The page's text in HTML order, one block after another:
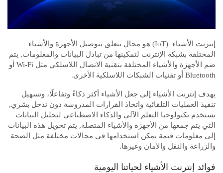
إنترنت الأشياء (IoT) هو مجال يتعلق بتوصيل الأجهزة والأشياء
المختلفة بشبكة الإنترنت لتمكينها من تبادل البيانات والمعلومات, يتم
ضم الأجهزة والأشياء المختلفة بتقنية الاتصال اللاسلكي مثل Wi-Fi أو
Bluetooth أو تقنيات الشبكات اللاسلكية الأخرى.
يهدف إنترنت الأشياء إلى جعل الأشياء أكثر ذكاءً وتفاعلًا، وتسهيل
تنفيذ العمليات التلقائية واتخاذ القرارات المدروسة دون تدخل بشري,
يستخدم تكنولوجيا التعلم الآلي والذكاء الاصطناعي لتحليل البيانات
التي يتم جمعها من الأجهزة والأشياء المتصلة, يتم تحويل هذه البيانات
إلى معلومات قيمة يمكن استخدامها في مجالات مختلفة مثل الصحة
والزراعة والنقل والأمان وغيرها.
فوائد إنترنت الأشياء لحياتنا اليومية